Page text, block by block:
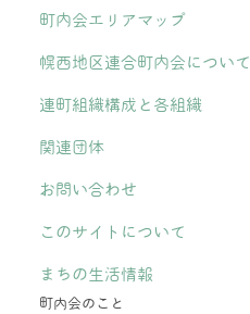
町内会エリアマップ
幌西地区連合町内会について
連町組織構成と各組織
関連団体
お問い合わせ
このサイトについて
まちの生活情報
町内会のこと